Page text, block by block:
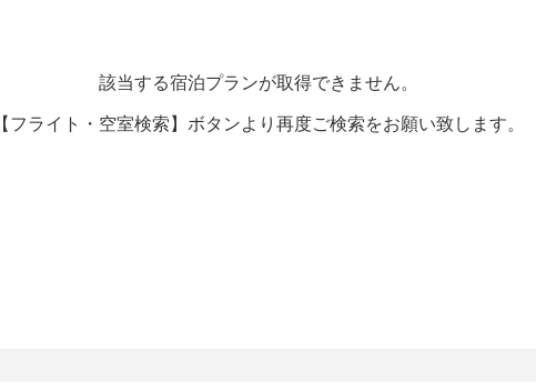
該当する宿泊プランが取得できません。
【フライト・空室検索】ボタンより再度ご検索をお願い致します。